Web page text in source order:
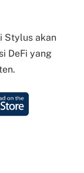
Stylus akan
DeFi yang